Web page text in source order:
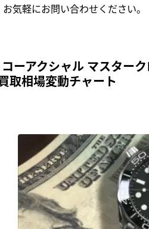
気軽にお問い合わせください。
ーアクシャル マスター
相場変動チャート